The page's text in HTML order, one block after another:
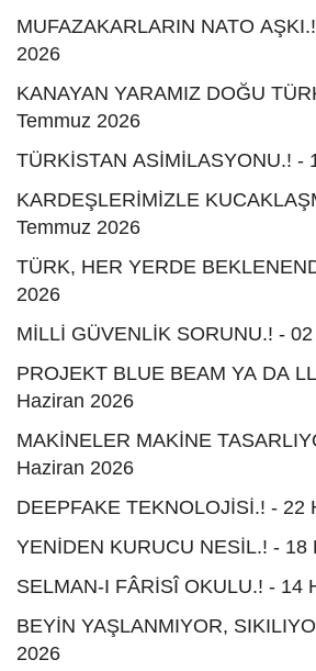
MUFAZAKARLARIN NATO
2026
KANAYAN YARAMIZ DOĞU
Temmuz 2026
TÜRKİSTAN ASİMİLASYONU.! -
KARDEŞLERİMİZLE
Temmuz 2026
TÜRK, HER YERDE
2026
MİLLİ GÜVENLİK SORUNU.! -
PROJEKT BLUE BEAM YA DA
Haziran 2026
MAKİNELER MAKİNE
Haziran 2026
DEEPFAKE TEKNOLOJİSİ.! - 22
YENİDEN KURUCU NESİL.! - 18
SELMAN-I FÂRİSÎ OKULU.! - 14
BEYİN YAŞLANMIYOR,
2026